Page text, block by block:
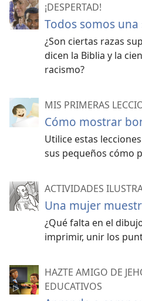
¡DESPERTAD!
Todos somos
¿Son ciertas razas
dicen la Biblia y la
racismo?
MIS PRIMERAS
Cómo mostrar
Utilice estas
sus pequeños cómo
ACTIVIDADES
Una mujer
¿Qué falta en el
imprimir, unir los
HAZTE AMIGO DE
EDUCATIVOS